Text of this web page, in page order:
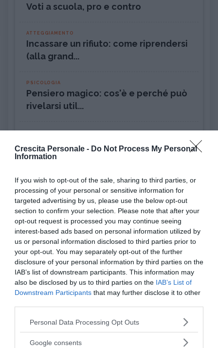
Crescita Personale - Do Not Process My Personal
Information
If you wish to opt-out of the sale, sharing to third parties, or
processing of your personal or sensitive information for
targeted advertising by us, please use the below opt-out
section to confirm your selection. Please note that after your
opt-out request is processed you may continue seeing
interest-based ads based on personal information utilized by
us or personal information disclosed to third parties prior to
your opt-out. You may separately opt-out of the further
disclosure of your personal information by third parties on the
IAB’s list of downstream participants. This information may
also be disclosed by us to third parties on the IAB’s List of
Downstream Participants that may further disclose it to other
Please note that this website/app uses one or more Google
not limited to your visit or usage behaviour. You may click to
Personal Data Processing Opt Outs
Google consents
Voti a scuola, pro e contro
ATTEGGIAMENTO
Incassare un rifiuto: come riprendersi
(alla grand...
PSICOLOGIA
Pensiero magico: cos'è e perché può
rivelarsi util...
Liberarsi dall'ossessione per una
persona
I nostri speciali
Psicologia della Divina Commedia